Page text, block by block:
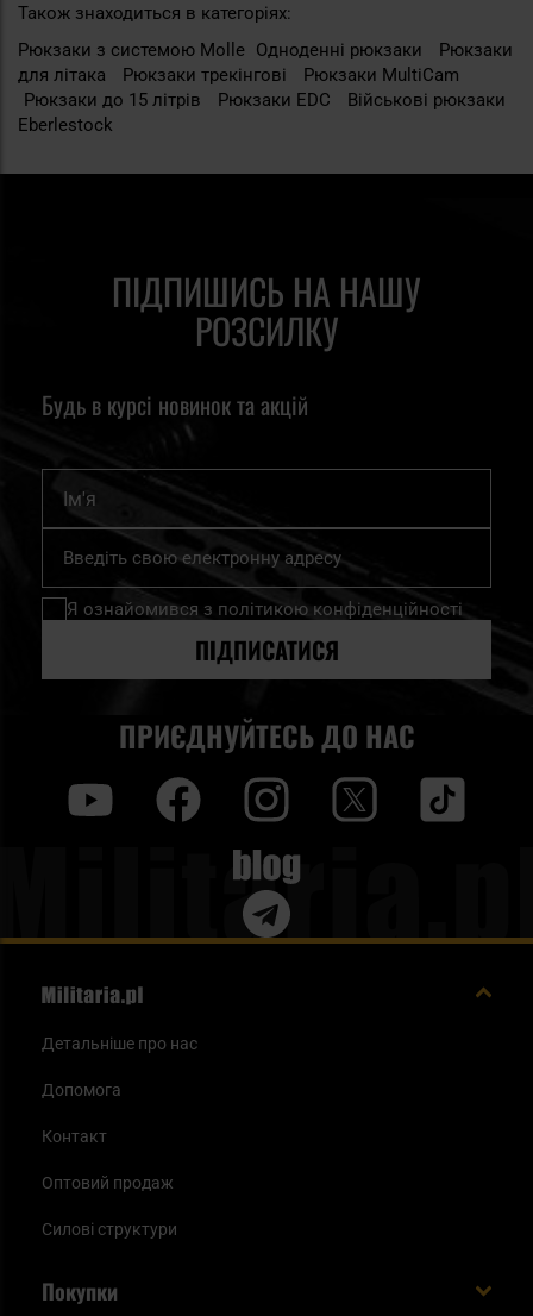
Також знаходиться в категоріях:
Рюкзаки з системою Molle Одноденні рюкзаки
Рюкзаки
для літака
Рюкзаки трекінгові
Рюкзаки MultiCam
Рюкзаки до 15 літрів
Рюкзаки EDC
Військові рюкзаки
Eberlestock
ПІДПИШИСЬ НА НАШУ
РОЗСИЛКУ
Будь в курсі новинок та акцій
Підпишіться
нашу
розсилку
Я ознайомився з політикою конфіденційності
ПІДПИСАТИСЯ
ПРИЄДНУЙТЕСЬ ДО НАС
Blog
Детальніше про нас
Допомога
Контакт
Оптовий продаж
Силові структури
Покупки